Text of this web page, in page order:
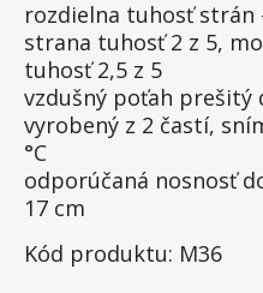
rozdielna tuhosť strán
strana tuhosť 2 z 5,
tuhosť 2,5 z 5
vzdušný poťah prešitý
vyrobený z 2 častí,
°C
odporúčaná nosnosť
17 cm
Kód produktu: M36